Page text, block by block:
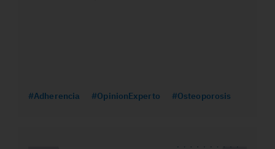
#Adherencia #OpinionExperto #Osteoporosis